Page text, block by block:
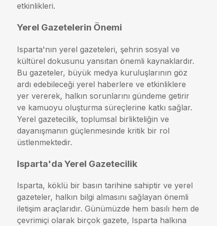
etkinlikleri.
Yerel Gazetelerin Önemi
Isparta'nın yerel gazeteleri, şehrin sosyal ve
kültürel dokusunu yansıtan önemli kaynaklardır.
Bu gazeteler, büyük medya kuruluşlarının göz
ardı edebileceği yerel haberlere ve etkinliklere
yer vererek, halkın sorunlarını gündeme getirir
ve kamuoyu oluşturma süreçlerine katkı sağlar.
Yerel gazetecilik, toplumsal birlikteliğin ve
dayanışmanın güçlenmesinde kritik bir rol
üstlenmektedir.
Isparta'da Yerel Gazetecilik
Isparta, köklü bir basın tarihine sahiptir ve yerel
gazeteler, halkın bilgi almasını sağlayan önemli
iletişim araçlarıdır. Günümüzde hem basılı hem de
çevrimiçi olarak birçok gazete, Isparta halkına